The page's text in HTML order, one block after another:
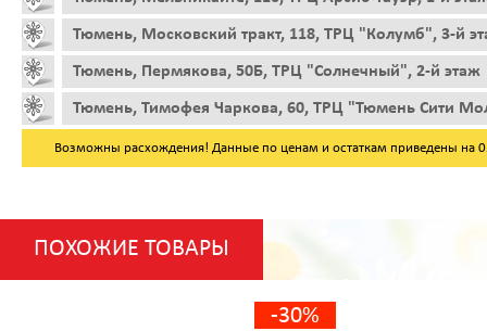
Тюмень, Московский тракт, 118, ТРЦ "Колумб", 3-й
Тюмень, Пермякова, 50Б, ТРЦ "Солнечный", 2-й этаж
Тюмень, Тимофея Чаркова, 60, ТРЦ "Тюмень Сити
Возможны расхождения! Данные по ценам и остаткам приведены на
ПОХОЖИЕ ТОВАРЫ
-30%